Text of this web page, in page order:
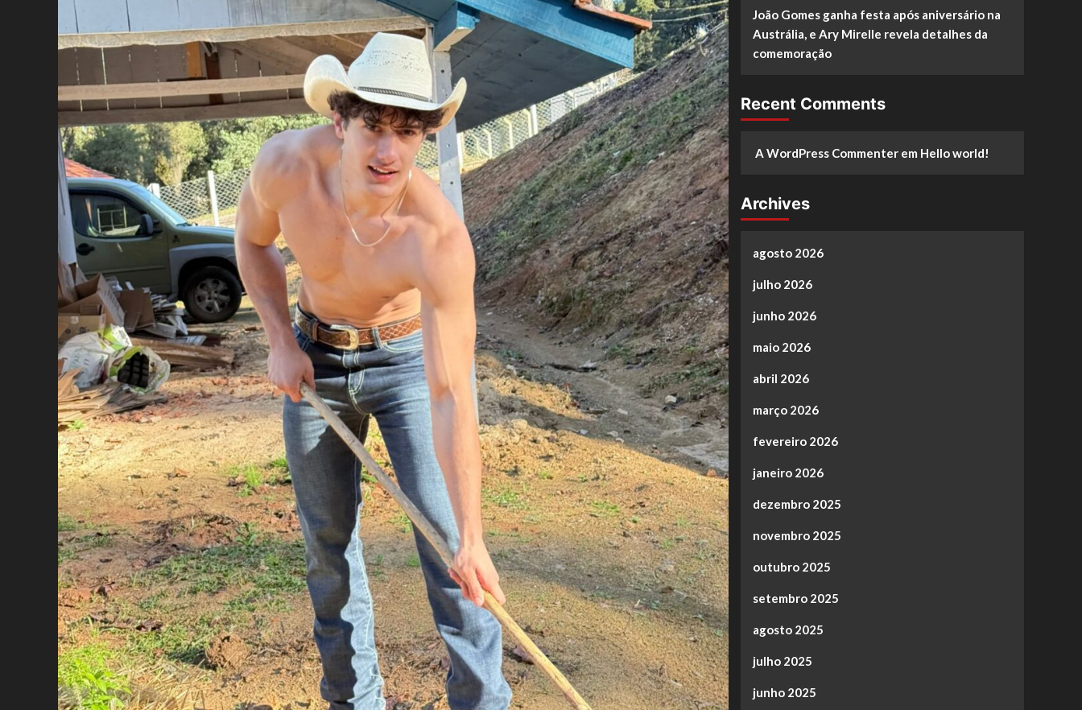
João Gomes ganha festa após aniversário na
Austrália, e Ary Mirelle revela detalhes da
comemoração
Recent Comments
A WordPress Commenterem Hello world!
Archives
agosto 2026
julho 2026
junho 2026
maio 2026
abril 2026
março 2026
fevereiro 2026
janeiro 2026
dezembro 2025
novembro 2025
outubro 2025
setembro 2025
agosto 2025
julho 2025
junho 2025